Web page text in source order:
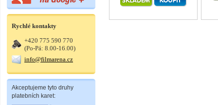
Rychlé kontakty
+420 775 590 770
(Po-Pá: 8.00-16.00)
info@filmarena.cz
Akceptujeme tyto druhy
platebních karet: